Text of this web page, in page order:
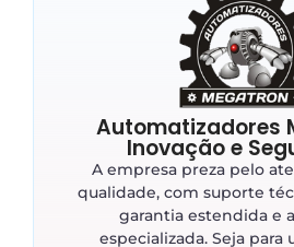
Automatizadores
Inovação e
A empresa preza pelo
qualidade, com suporte
garantia estendida e
especializada. Seja